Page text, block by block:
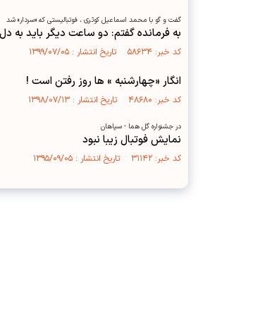
گفت و گو با محمد اسماعیل کوثری ، فوتبالیستی که «سردار» شد
به فرمانده گفتم: دو ساعت دیگر باید به
کد خبر: ۵۸۶۳۴ تاریخ انتشار : ۱۳۹۹/۰۷/۰۵
انگار «چهارشنبه » ها روز رفتن است !
کد خبر: ۴۸۶۸۰ تاریخ انتشار : ۱۳۹۸/۰۷/۱۳
در جشنواره گل هما - سپاهان
نمایش فوتبال زیبا نبود
کد خبر: ۳۱۱۴۲ تاریخ انتشار : ۱۳۹۵/۰۹/۰۵